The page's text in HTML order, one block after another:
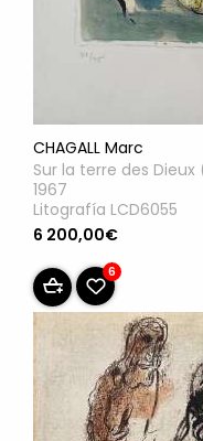
CHAGALL Marc
Sur la terre des Dieux
1967
Litografía LCD6055
6 200,00€
6